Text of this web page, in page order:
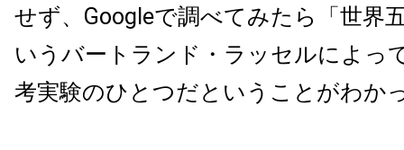
せず、 Googleで調べてみたら「世界
いうバートランド・ラッセルによっ
考実験のひとつだということがわか